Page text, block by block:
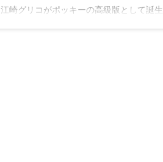
江崎グリコがポッキーの高級版として誕